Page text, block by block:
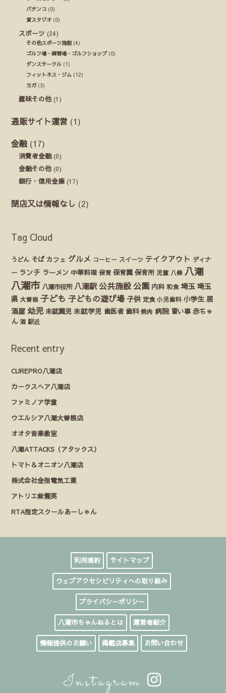
パチンコ (0)
貸スタジオ (0)
スポーツ (24)
その他スポーツ施設(4)
ゴルフ場・練習場・ゴルフショップ(0)
ダンスサークル (1)
フィットネス・ジム (12)
ヨガ (3)
趣味その他 (1)
通販サイト運営 (1)
金融 (17)
消費者金融(0)
金融その他 (0)
銀行・信用金庫 (17)
閉店又は情報なし (2)
Tag Cloud
うどん そば カフェ グルメ コーヒー スイーツ テイクアウト ディナ
ー ランチ ラーメン 中華料理 保育 保育園 保育所 児童 八條 八潮
八潮市 八潮市役所 八潮駅 公共施設 公園 内科 和食 埼玉 埼玉
県 大曽根 子ども 子どもの遊び場 子供 定食 小児歯科 小学生 居
酒屋 幼児 未就園児 未就学児 歯医者 歯科 焼肉 病院 習い事 赤ちゃ
ん 酒 駅近
Recent entry
CUREPRO八潮店
カークスヘア八潮店
ファミノア学童
ウエルシア八潮大曽根店
オオタ音楽教室
八潮ATTACKS（アタックス）
トマト＆オニオン八潮店
株式会社金指電気工業
アトリエ紫雲英
RTA指定スクールあーしゃん
利用規約 サイトマップ
ウェブアクセシビリティへの取り組み
プライバシーポリシー
八潮市ちゃんねるとは 運営者紹介
情報提供のお願い 掲載店募集 お問い合わせ
Instagram